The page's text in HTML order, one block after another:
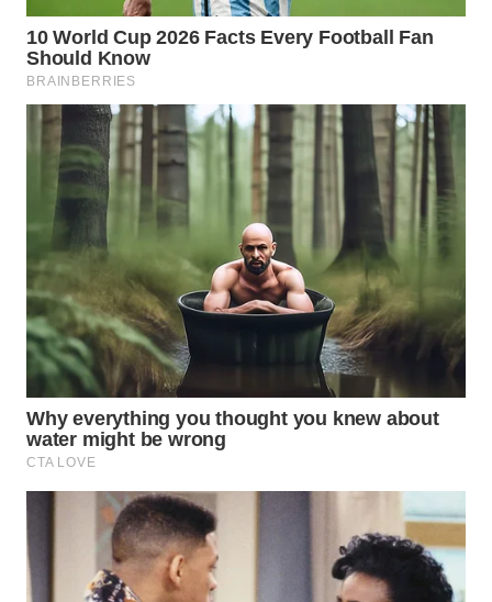
TAPANULI
TENGAH
WN DELI
SERDANG
WN
TEBING
WN
PAKPAK
WN
KARAWANG
WN
BEKASI